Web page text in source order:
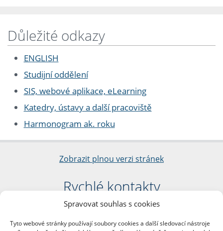
Spravovat souhlas s cookies
Tyto webové stránky používají soubory cookies a další sledovací nástroje
Důležité odkazy
ENGLISH
Studijní oddělení
SIS, webové aplikace, eLearning
Katedry, ústavy a další pracoviště
Harmonogram ak. roku
Zobrazit plnou verzi stránek
Rychlé kontakty
Filozofická fakulta
nám. Jana Palacha 1/2